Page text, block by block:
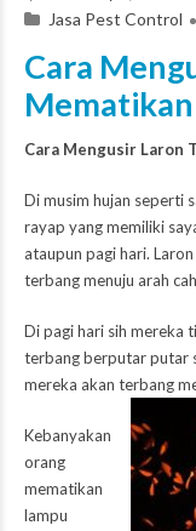
Jasa Pest Control
Cara
Cara Mengusir Laron
Di musim hujan seperti
rayap yang memiliki
ataupun pagi hari.
terbang menuju arah
Di pagi hari sih mereka
terbang berputar putar
mereka akan terbang
Kebanyakan
orang
mematikan
lampu